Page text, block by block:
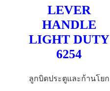
LEVER
HANDLE
LIGHT DUTY
6254
ลูกบิดประตูและก้านโยก